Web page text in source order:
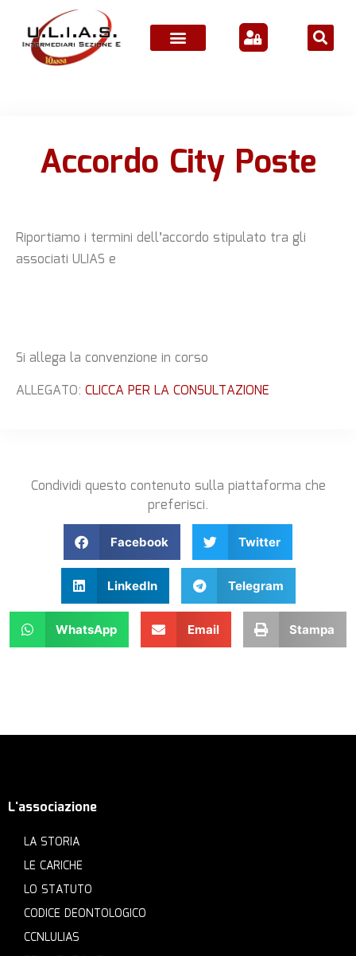
Accordo City Poste
Riportiamo i termini dell’accordo stipulato tra gli
associati ULIAS e
Si allega la convenzione in corso
ALLEGATO: CLICCA PER LA CONSULTAZIONE
Condividi questo contenuto sulla piattaforma che
preferisci.
Facebook Twitter
LinkedIn Telegram
WhatsApp Email Stampa
L'associazione
LA STORIA
LE CARICHE
LO STATUTO
CODICE DEONTOLOGICO
CCNLULIAS